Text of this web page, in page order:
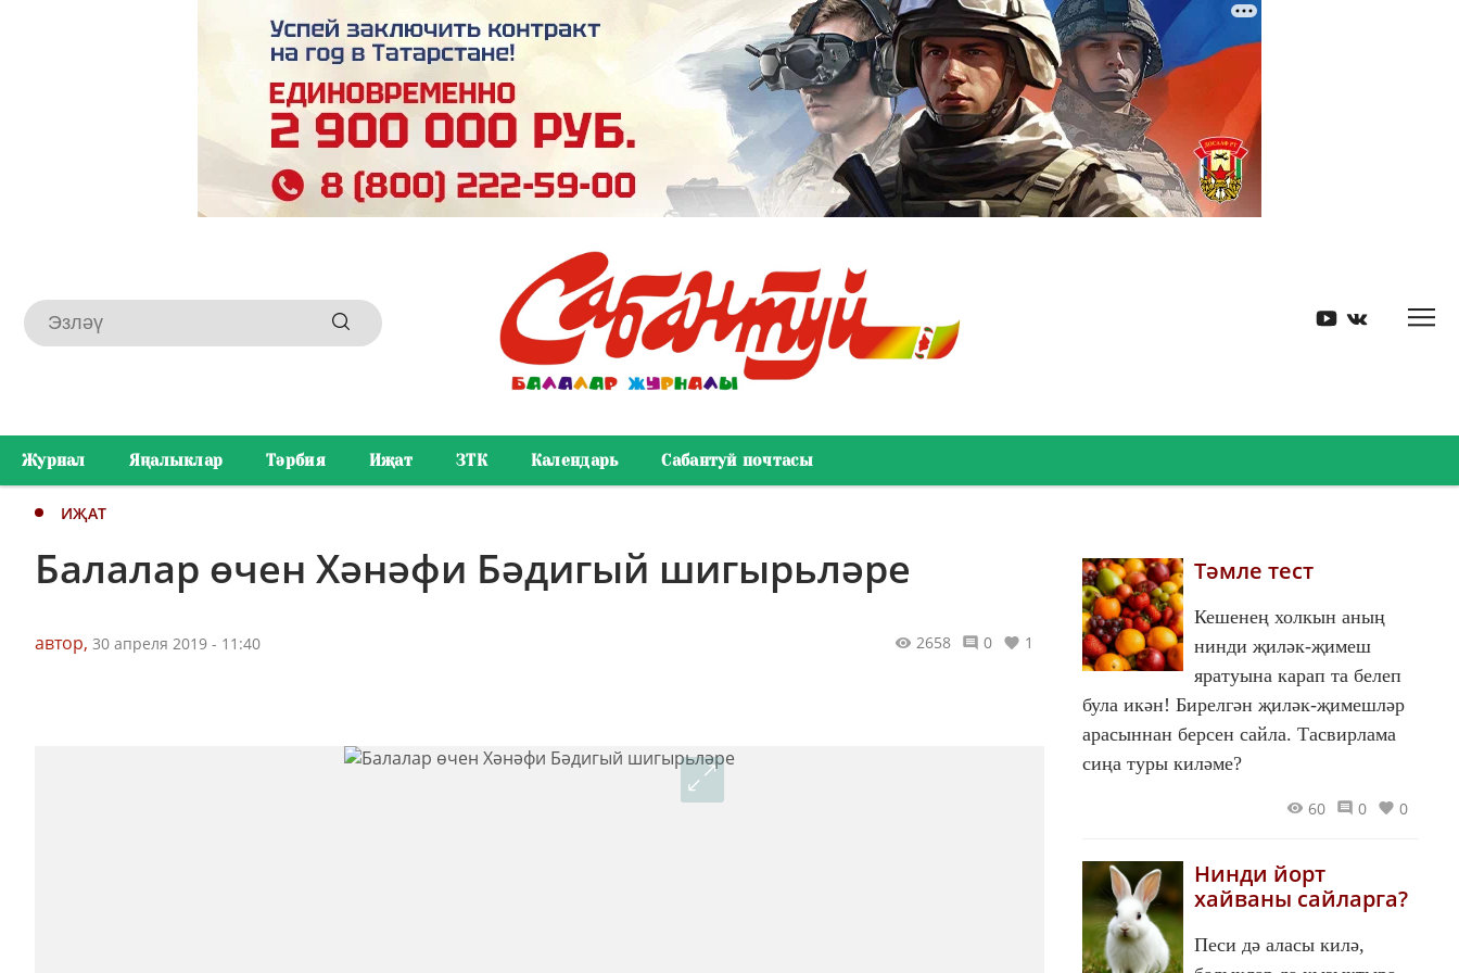
Журнал Яңалыклар Тәрбия Иҗат ЗТК Календарь Сабантуй почтасы
ИҖАТ
Балалар өчен Хәнәфи Бәдигый шигырьләре
автор, 30 апреля 2019 - 11:40 2658 0 1
Тәмле тест
Кешенең холкын аның
нинди җиләк-җимеш
яратуына карап та белеп
була икән! Бирелгән җиләк-җимешләр
арасыннан берсен сайла. Тасвирлама
сиңа туры киләме?
60 0 0
Нинди йорт
хайваны сайларга?
Песи дә аласы килә,